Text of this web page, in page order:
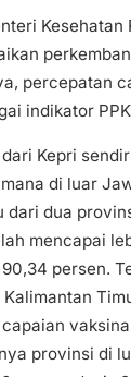
Kesehatan
percepatan
indikator
Kepri
di luar
dari dua
mencapai
persen.
provinsi di